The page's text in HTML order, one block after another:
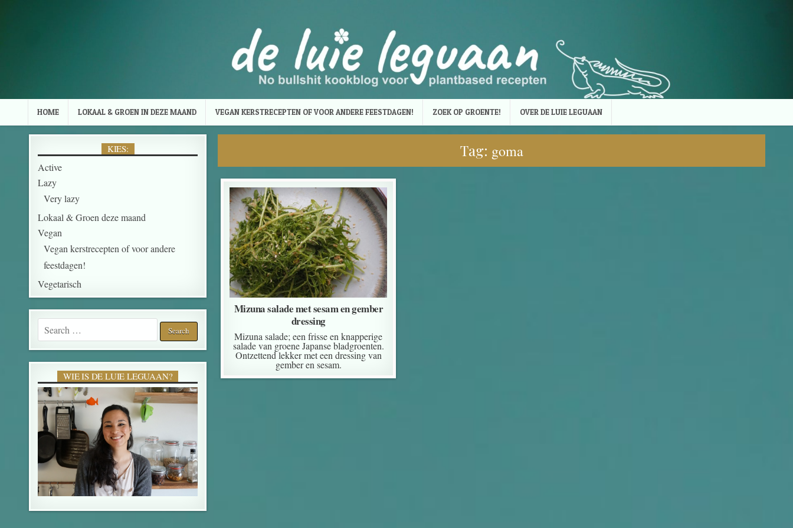
HOME LOKAAL & GROEN IN DEZE MAAND VEGAN KERSTRECEPTEN OF VOOR ANDERE FEESTDAGEN! ZOEK OP GROENTE! OVER DE LUIE LEGUAAN
Tag: goma
Mizuna salade met sesam en gember
dressing
Mizuna salade; een frisse en knapperige
salade van groene Japanse bladgroenten.
Ontzettend lekker met een dressing van
gember en sesam.
KIES:
Active
Lazy
Very lazy
Lokaal & Groen deze maand
Vegan
Vegan kerstrecepten of voor andere
feestdagen!
Vegetarisch
Search for:
WIE IS DE LUIE LEGUAAN?